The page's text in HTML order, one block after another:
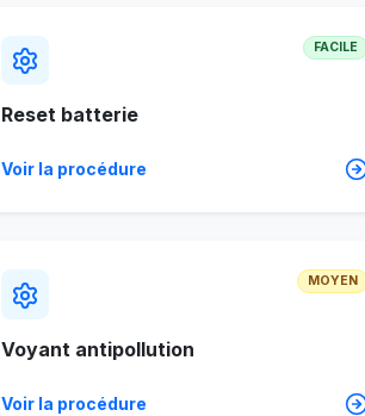
FACILE
Reset batterie
Voir la procédure
MOYEN
Voyant antipollution
Voir la procédure